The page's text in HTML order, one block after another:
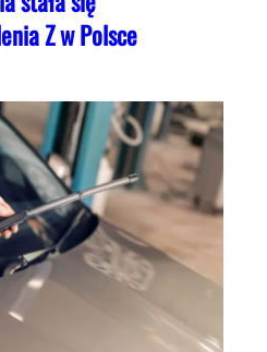
Z w Polsce